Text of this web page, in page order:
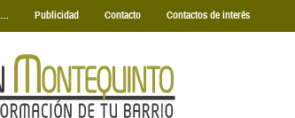
Publicidad Contacto Contactos de interés